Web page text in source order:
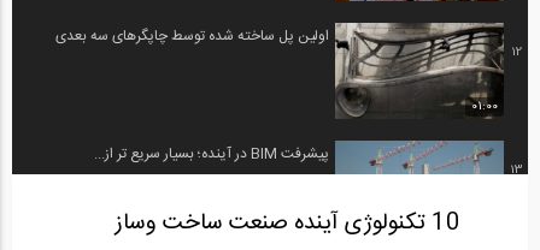
12
01:00
اولین پل ساخته شده توسط چاپگرهای سه بعدی
13
پیشرفت BIM در آینده؛ بسیار سریع تر از...
10 تکنولوژی آینده صنعت ساخت وساز